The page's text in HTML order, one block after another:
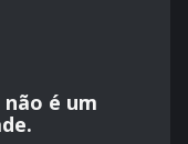
não é um